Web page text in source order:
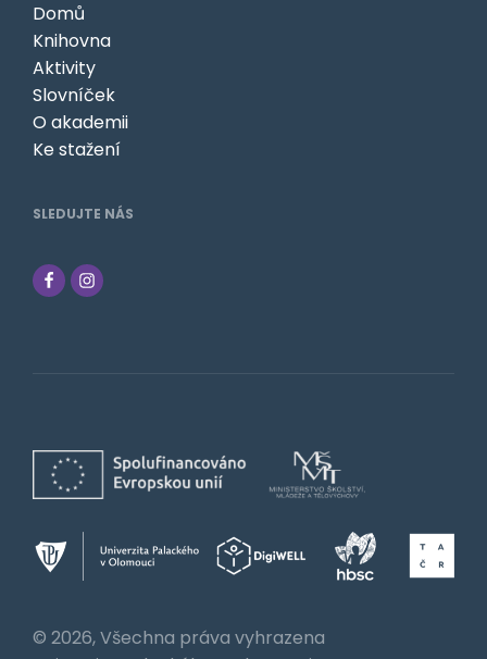
Domů
Knihovna
Aktivity
Slovníček
O akademii
Ke stažení
SLEDUJTE NÁS
© 2026, Všechna práva vyhrazena